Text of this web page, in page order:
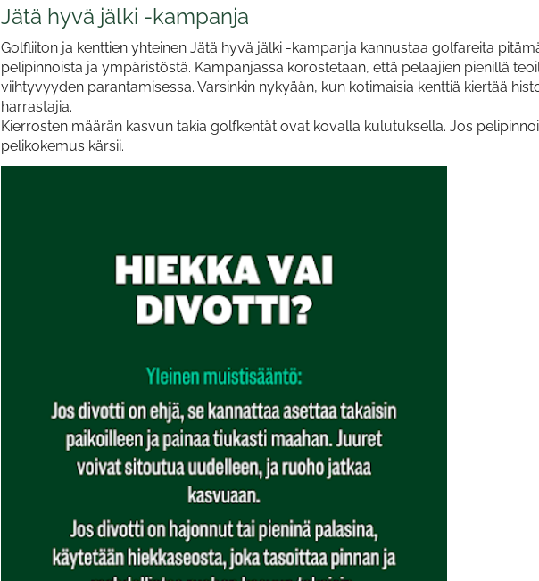
Jätä hyvä jälki -kampanja
Golfliiton ja kenttien yhteinen Jätä hyvä jälki -kampanja kannustaa golfareita
pelipinnoista ja ympäristöstä. Kampanjassa korostetaan, että pelaajien pienillä
viihtyvyyden parantamisessa. Varsinkin nykyään, kun kotimaisia kenttiä kiertää
harrastajia.
Kierrosten määrän kasvun takia golfkentät ovat kovalla kulutuksella. Jos
pelikokemus kärsii.